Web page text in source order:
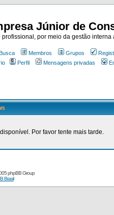
Júnior de
por meio da gestão
Membros Grupos
Perfil Mensagens privadas
Por favor tente mais tarde.
phpBB Group
Brasil